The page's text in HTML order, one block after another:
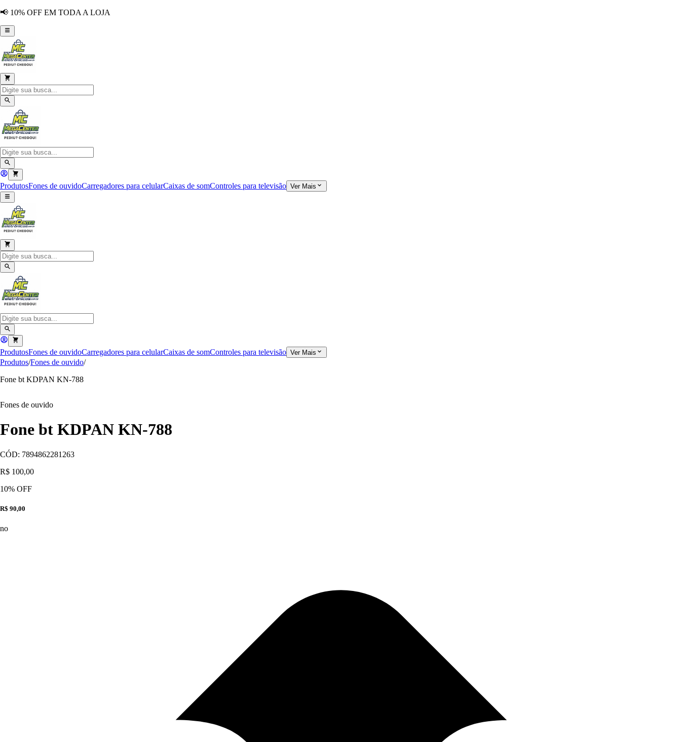
📢 10% OFF EM TODA A LOJA
ProdutosFones de ouvidoCarregadores para celularCaixas de somControles para televisão Ver Mais
ProdutosFones de ouvidoCarregadores para celularCaixas de somControles para televisão Ver Mais
Produtos/Fones de ouvido/
Fone bt KDPAN KN-788
Fones de ouvido
Fone bt KDPAN KN-788
CÓD: 7894862281263
R$ 100,00
10% OFF
R$ 90,00
no